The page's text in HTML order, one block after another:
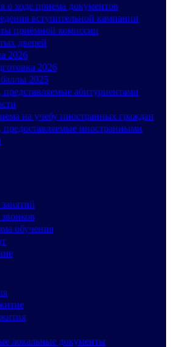
о ходе приема документов
вступительной кампании
приёмной комиссии
дверей
2026
2026
2025
абитуриентами
на учебу иностранных граждан
иностранными
обучения
локальные документы